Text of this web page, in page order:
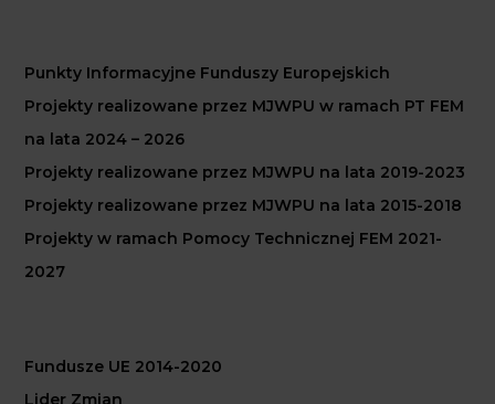
Punkty Informacyjne Funduszy Europejskich
Projekty realizowane przez MJWPU w ramach PT FEM
na lata 2024 – 2026
Projekty realizowane przez MJWPU na lata 2019-2023
Projekty realizowane przez MJWPU na lata 2015-2018
Projekty w ramach Pomocy Technicznej FEM 2021-
2027
Fundusze UE 2014-2020
Lider Zmian